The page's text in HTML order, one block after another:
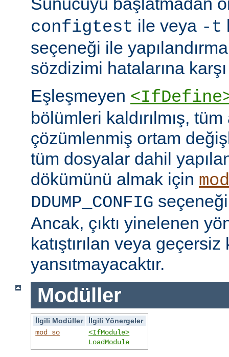
configtest ile veya -t
seçeneği ile yapılandırma
sözdizimi hatalarına
Eşleşmeyen
bölümleri kaldırılmış,
çözümlenmiş ortam
tüm dosyalar dahil
dökümünü almak için
DDUMP_CONFIG
Ancak, çıktı yinelenen
katıştırılan veya geçersiz
yansıtmayacaktır.
Modüller
İlgili Modüller
İlgili Yönergeler
mod_so
<IfModule>
LoadModule